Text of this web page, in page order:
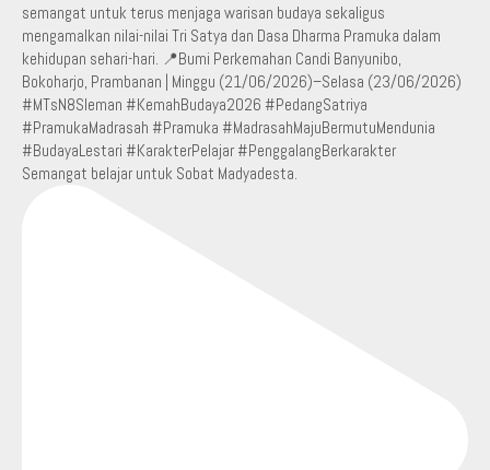
Semangat belajar untuk Sobat Madyadesta.